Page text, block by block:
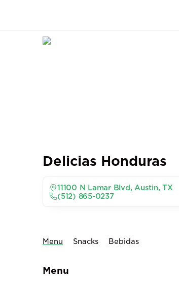
Delicias Honduras
11100 N Lamar Blvd, Austin, TX
(512) 865-0237
Menu Snacks Bebidas
Menu